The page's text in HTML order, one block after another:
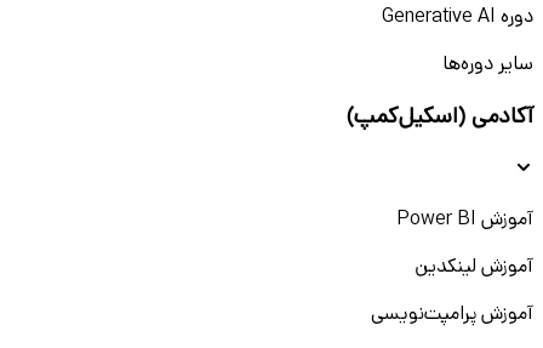
دوره Generative AI
سایر دوره‌ها
آکادمی (اسکیل‌کمپ)
آموزش Power BI
آموزش لینکدین
آموزش پرامپت‌نویسی